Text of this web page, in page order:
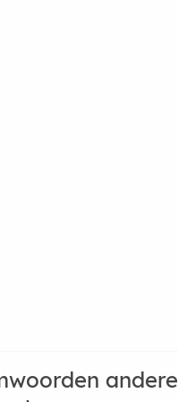
andere